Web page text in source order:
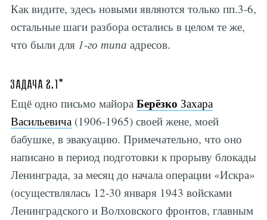
Как видите, здесь новыми являются только пп.3-6,
остальные шаги разбора остались в целом те же,
что были для 1-го типа адресов.
Задача 2.1*
Ещё одно письмо майора Берёзко Захара
Васильевича(1906-1965) своей жене, моей
бабушке, в эвакуацию. Примечательно, что оно
написано в период подготовки к прорыву блокады
Ленинграда, за месяц до начала операции «Искра»
(осуществлялась 12-30 января 1943 войсками
Ленинградского и Волховского фронтов, главным